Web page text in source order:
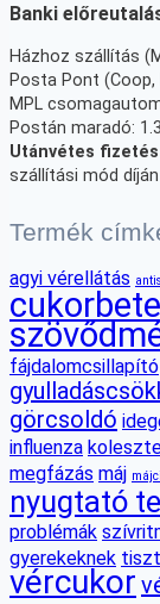
Banki
Házhoz szállítás
Posta Pont
MPL
Postán maradó:
Utánvétes
szállítási mód
Termék
agyi vérellátás
fájdalomcsillapító
görcsoldó
influenza
megfázás máj
nyugtató
problémák
gyerekeknek
vércukor